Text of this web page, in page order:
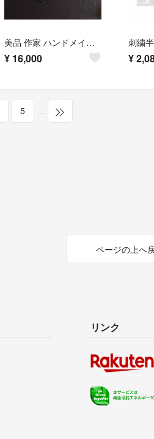
美品 作家 ハンドメイド プリーツつけ襟 フリルカラー リボン 職人
¥ 16,000 ¥
5 …
ページの上へ
リンク